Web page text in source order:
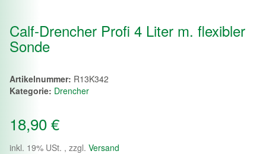
Calf-Drencher Profi 4 Liter m. flexibler
Sonde
Artikelnummer: R13K342
Kategorie: Drencher
18,90 €
inkl. 19% USt. , zzgl. Versand